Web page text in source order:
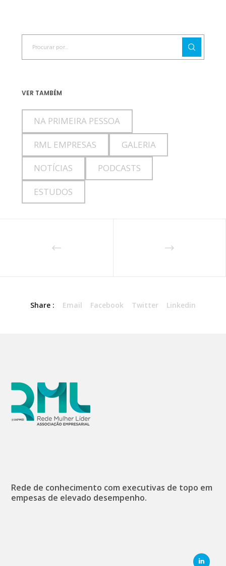
VER TAMBÉM
NA PRIMEIRA PESSOA
RML EMPRESAS GALERIA
NOTÍCIAS PODCASTS
ESTUDOS
Share : Email Facebook Twitter Linkedin
Rede de conhecimento com executivas de topo em
empesas de elevado desempenho.